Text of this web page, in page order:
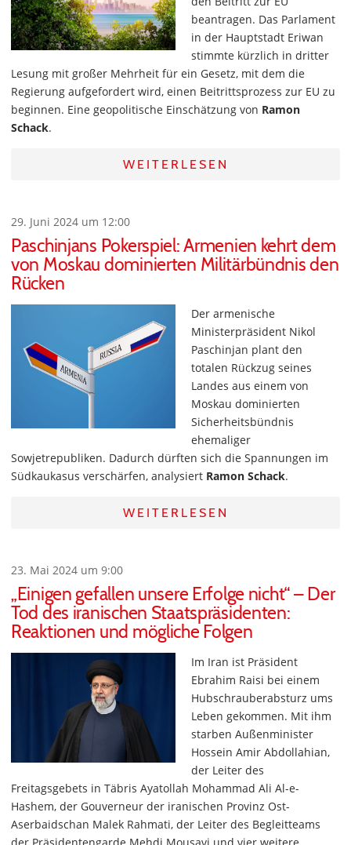
beantragen. Das Parlament
in der Hauptstadt Eriwan
stimmte kürzlich in dritter
Lesung mit großer Mehrheit für ein Gesetz, mit dem die
Regierung aufgefordert wird, einen Beitrittsprozess zur EU zu
beginnen. Eine geopolitische Einschätzung von Ramon
Schack.
WEITERLESEN
29. Juni 2024 um 12:00
Paschinjans Pokerspiel: Armenien kehrt dem
von Moskau dominierten Militärbündnis den
Rücken
Der armenische
Ministerpräsident Nikol
Paschinjan plant den
totalen Rückzug seines
Landes aus einem von
Moskau dominierten
Sicherheitsbündnis
ehemaliger
Sowjetrepubliken. Dadurch dürften sich die Spannungen im
Südkaukasus verschärfen, analysiert Ramon Schack.
WEITERLESEN
23. Mai 2024 um 9:00
„Einigen gefallen unsere Erfolge nicht“ – Der
Tod des iranischen Staatspräsidenten:
Reaktionen und mögliche Folgen
Im Iran ist Präsident
Ebrahim Raisi bei einem
Hubschrauberabsturz ums
Leben gekommen. Mit ihm
starben Außenminister
Hossein Amir Abdollahian,
der Leiter des
Freitagsgebets in Täbris Ayatollah Mohammad Ali Al-e-
Hashem, der Gouverneur der iranischen Provinz Ost-
Aserbaidschan Malek Rahmati, der Leiter des Begleitteams